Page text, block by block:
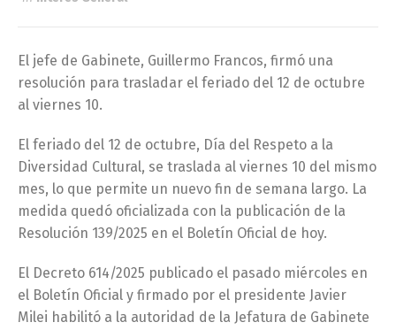
El jefe de Gabinete, Guillermo Francos, firmó una
resolución para trasladar el feriado del 12 de octubre
al viernes 10.
El feriado del 12 de octubre, Día del Respeto a la
Diversidad Cultural, se traslada al viernes 10 del mismo
mes, lo que permite un nuevo fin de semana largo. La
medida quedó oficializada con la publicación de la
Resolución 139/2025 en el Boletín Oficial de hoy.
El Decreto 614/2025 publicado el pasado miércoles en
el Boletín Oficial y firmado por el presidente Javier
Milei habilitó a la autoridad de la Jefatura de Gabinete